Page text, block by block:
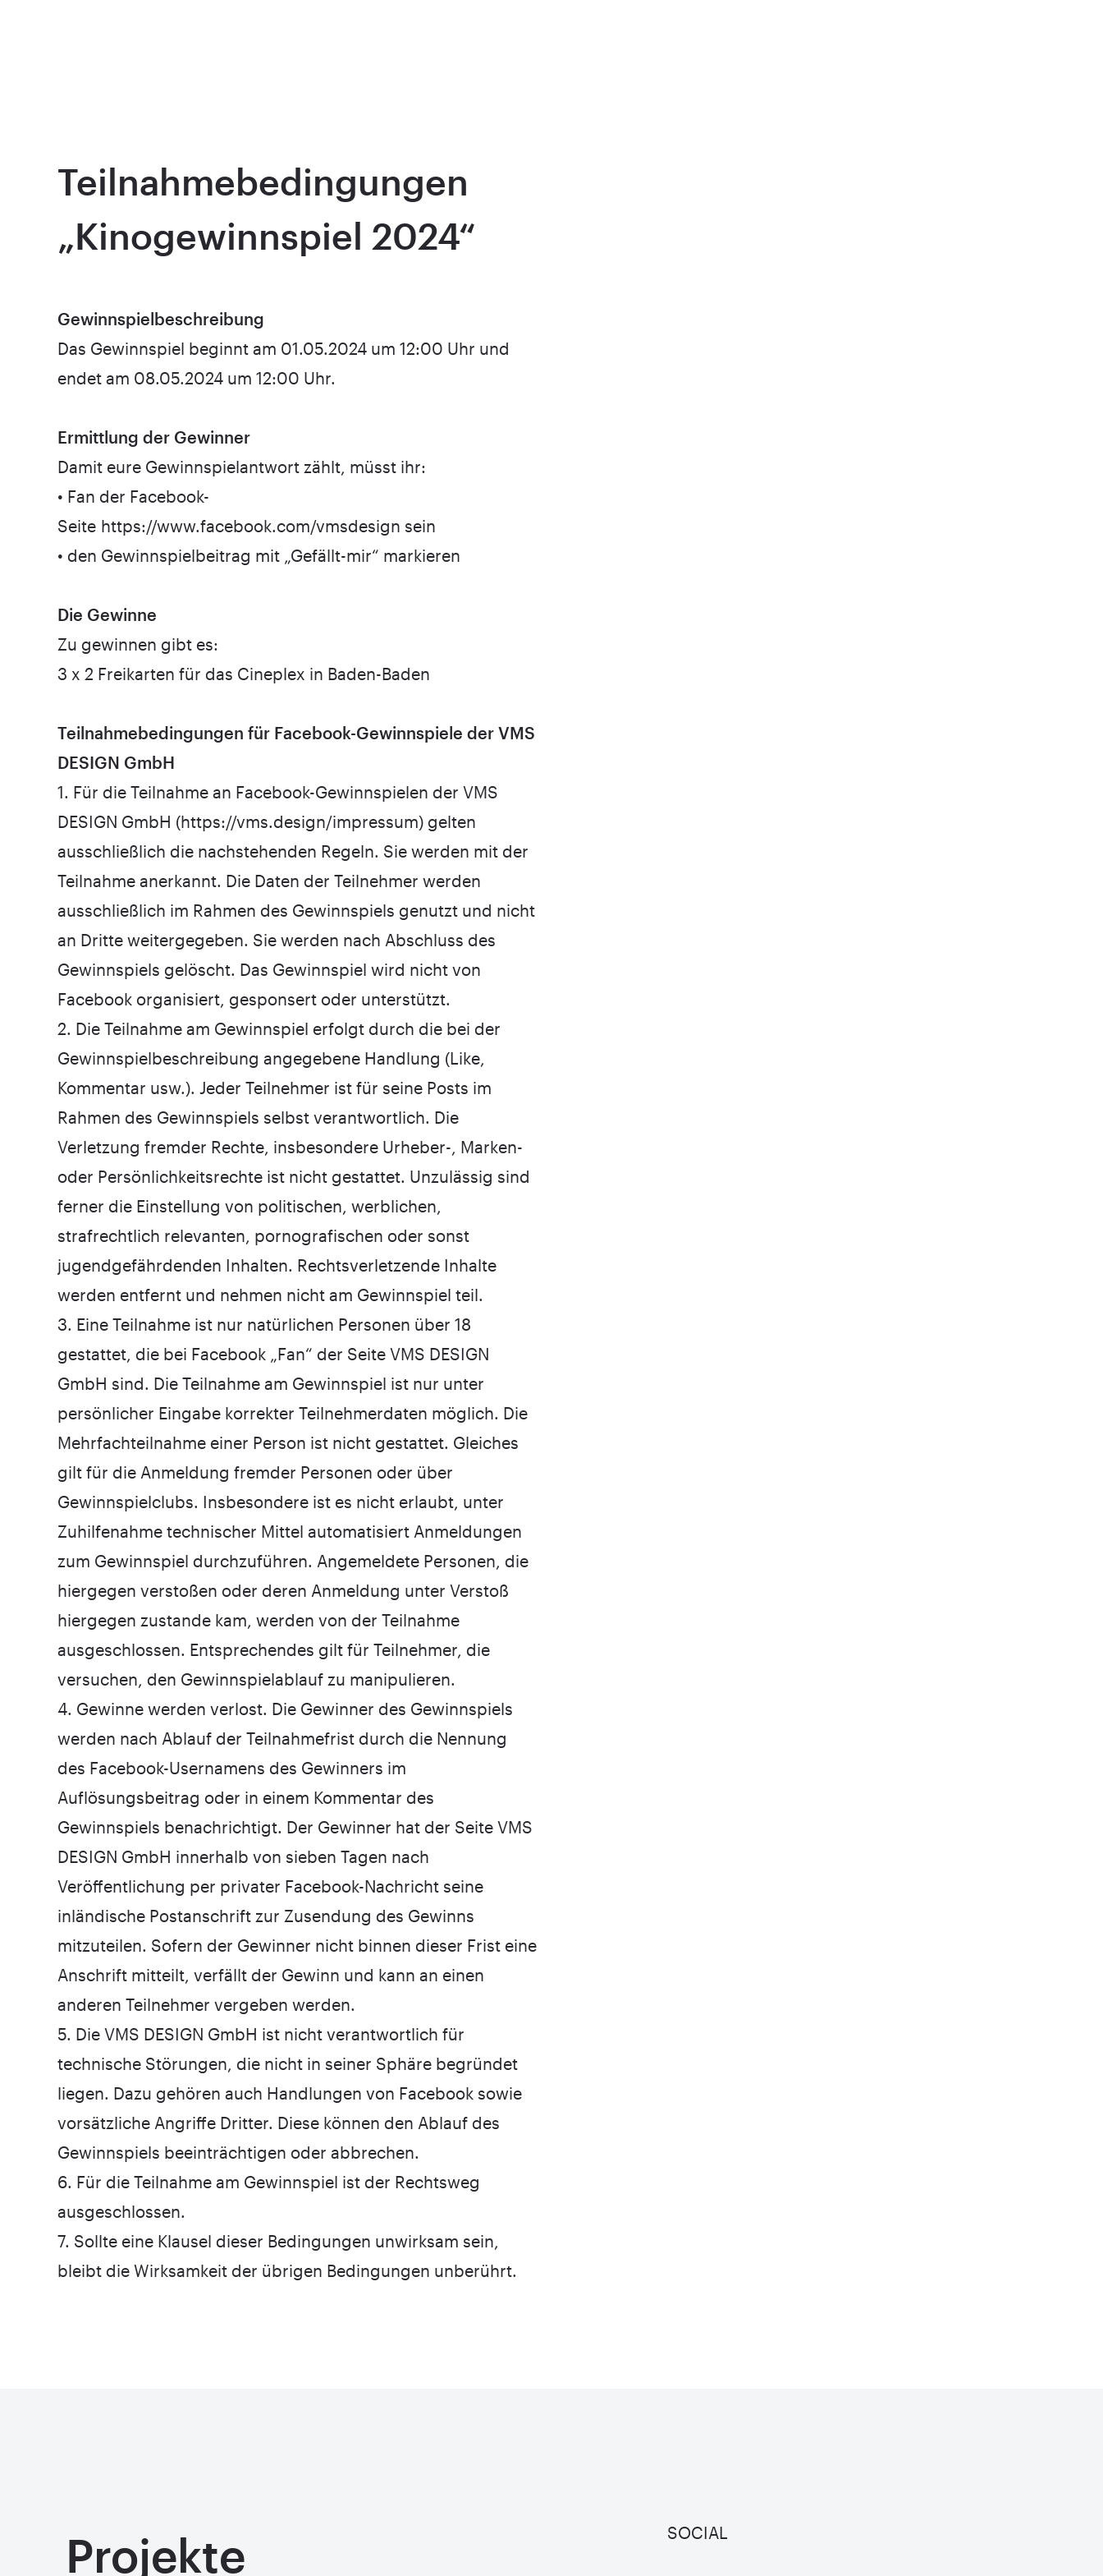
Teilnahmebedingungen
„Kinogewinnspiel 2024“
Gewinnspielbeschreibung
Das Gewinnspiel beginnt am 01.05.2024 um 12:00 Uhr und
endet am 08.05.2024 um 12:00 Uhr.
Ermittlung der Gewinner
Damit eure Gewinnspielantwort zählt, müsst ihr:
• Fan der Facebook-
Seite https://www.facebook.com/vmsdesign sein
• den Gewinnspielbeitrag mit „Gefällt-mir“ markieren
Die Gewinne
Zu gewinnen gibt es:
3 x 2 Freikarten für das Cineplex in Baden-Baden
Teilnahmebedingungen für Facebook-Gewinnspiele der VMS
DESIGN GmbH
1. Für die Teilnahme an Facebook-Gewinnspielen der VMS
DESIGN GmbH (https://vms.design/impressum) gelten
ausschließlich die nachstehenden Regeln. Sie werden mit der
Teilnahme anerkannt. Die Daten der Teilnehmer werden
ausschließlich im Rahmen des Gewinnspiels genutzt und nicht
an Dritte weitergegeben. Sie werden nach Abschluss des
Gewinnspiels gelöscht. Das Gewinnspiel wird nicht von
Facebook organisiert, gesponsert oder unterstützt.
2. Die Teilnahme am Gewinnspiel erfolgt durch die bei der
Gewinnspielbeschreibung angegebene Handlung (Like,
Kommentar usw.). Jeder Teilnehmer ist für seine Posts im
Rahmen des Gewinnspiels selbst verantwortlich. Die
Verletzung fremder Rechte, insbesondere Urheber-, Marken-
oder Persönlichkeitsrechte ist nicht gestattet. Unzulässig sind
ferner die Einstellung von politischen, werblichen,
strafrechtlich relevanten, pornografischen oder sonst
jugendgefährdenden Inhalten. Rechtsverletzende Inhalte
werden entfernt und nehmen nicht am Gewinnspiel teil.
3. Eine Teilnahme ist nur natürlichen Personen über 18
gestattet, die bei Facebook „Fan“ der Seite VMS DESIGN
GmbH sind. Die Teilnahme am Gewinnspiel ist nur unter
persönlicher Eingabe korrekter Teilnehmerdaten möglich. Die
Mehrfachteilnahme einer Person ist nicht gestattet. Gleiches
gilt für die Anmeldung fremder Personen oder über
Gewinnspielclubs. Insbesondere ist es nicht erlaubt, unter
Zuhilfenahme technischer Mittel automatisiert Anmeldungen
zum Gewinnspiel durchzuführen. Angemeldete Personen, die
hiergegen verstoßen oder deren Anmeldung unter Verstoß
hiergegen zustande kam, werden von der Teilnahme
ausgeschlossen. Entsprechendes gilt für Teilnehmer, die
versuchen, den Gewinnspielablauf zu manipulieren.
4. Gewinne werden verlost. Die Gewinner des Gewinnspiels
werden nach Ablauf der Teilnahmefrist durch die Nennung
des Facebook-Usernamens des Gewinners im
Auflösungsbeitrag oder in einem Kommentar des
Gewinnspiels benachrichtigt. Der Gewinner hat der Seite VMS
DESIGN GmbH innerhalb von sieben Tagen nach
Veröffentlichung per privater Facebook-Nachricht seine
inländische Postanschrift zur Zusendung des Gewinns
mitzuteilen. Sofern der Gewinner nicht binnen dieser Frist eine
Anschrift mitteilt, verfällt der Gewinn und kann an einen
anderen Teilnehmer vergeben werden.
5. Die VMS DESIGN GmbH ist nicht verantwortlich für
technische Störungen, die nicht in seiner Sphäre begründet
liegen. Dazu gehören auch Handlungen von Facebook sowie
vorsätzliche Angriffe Dritter. Diese können den Ablauf des
Gewinnspiels beeinträchtigen oder abbrechen.
6. Für die Teilnahme am Gewinnspiel ist der Rechtsweg
ausgeschlossen.
7. Sollte eine Klausel dieser Bedingungen unwirksam sein,
bleibt die Wirksamkeit der übrigen Bedingungen unberührt.
Projekte SOCIAL